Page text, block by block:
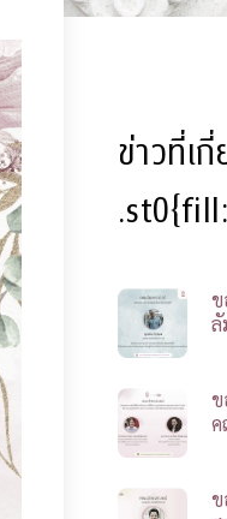
ข่าวที่เ
ข
ข